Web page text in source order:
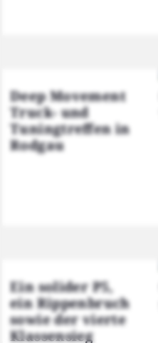
Deep Move­ment
Truck- und
Tuning­tref­fen in
Rod­gau
Ein soli­der P5,
ein Rip­pen­bruch
sowie der vier­te
Klas­sen­sieg